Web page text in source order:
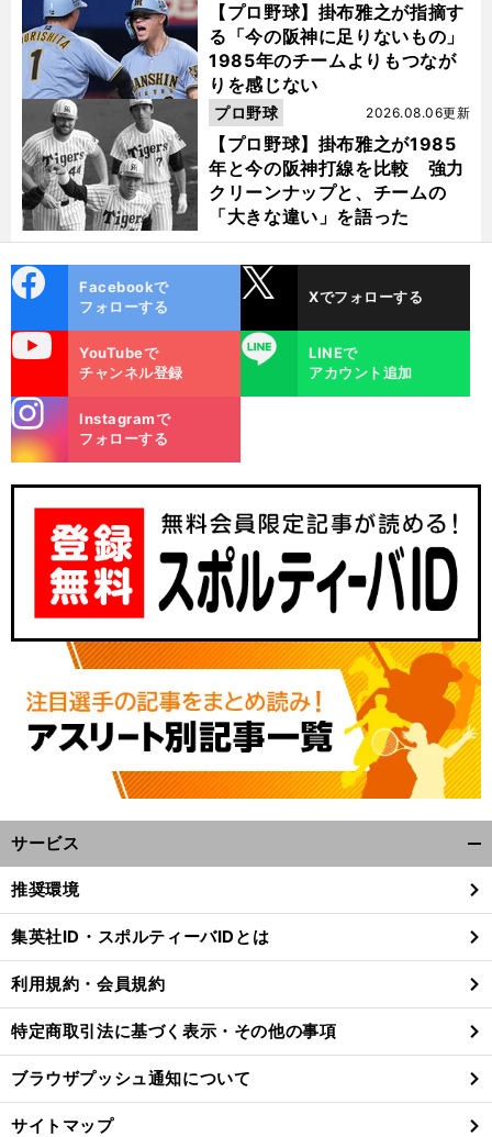
【プロ野球】掛布雅之が指摘す
る「今の阪神に足りないもの」
1985年のチームよりもつなが
りを感じない
【プロ野球】掛布雅之が1985
年と今の阪神打線を比較 強力
クリーンナップと、チームの
「大きな違い」を語った
2026.08.06更新
プロ野球
ok
Facebookで
フォローする
Xでフォローする
YouTubeで
チャンネル登録
LINE
LINEで
アカウント追加
m
Instagramで
フォローする
サービス
閉
る
推奨環境
集英社ID・スポルティーバIDとは
利用規約・会員規約
特定商取引法に基づく表示・その他の事項
ブラウザプッシュ通知について
サイトマップ